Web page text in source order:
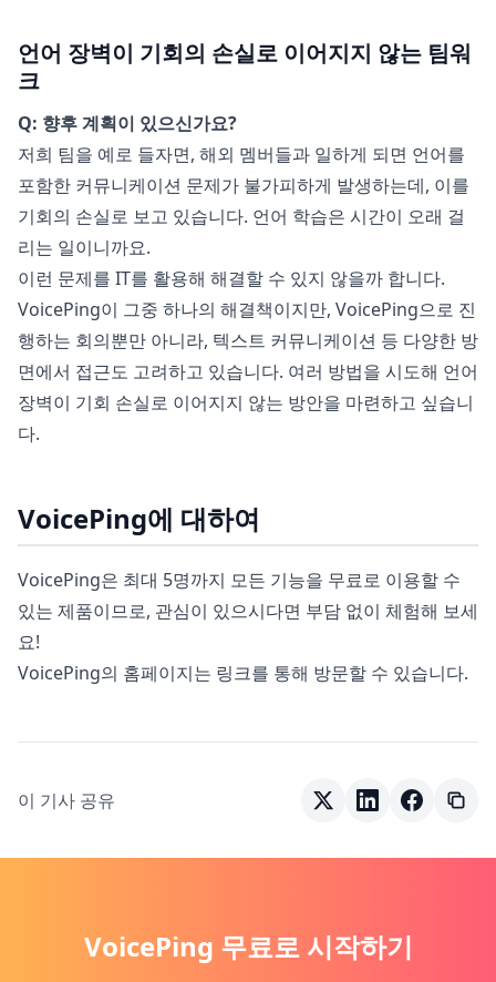
언어 장벽이 기회의 손실로 이어지지 않는 팀워
크
Q: 향후 계획이 있으신가요?
저희 팀을 예로 들자면, 해외 멤버들과 일하게 되면 언어를
포함한 커뮤니케이션 문제가 불가피하게 발생하는데, 이를
기회의 손실로 보고 있습니다. 언어 학습은 시간이 오래 걸
리는 일이니까요.
이런 문제를 IT를 활용해 해결할 수 있지 않을까 합니다.
VoicePing이 그중 하나의 해결책이지만, VoicePing으로 진
행하는 회의뿐만 아니라, 텍스트 커뮤니케이션 등 다양한 방
면에서 접근도 고려하고 있습니다. 여러 방법을 시도해 언어
장벽이 기회 손실로 이어지지 않는 방안을 마련하고 싶습니
다.
VoicePing에 대하여
VoicePing은 최대 5명까지 모든 기능을 무료로 이용할 수
있는 제품이므로, 관심이 있으시다면 부담 없이 체험해 보세
요!
VoicePing의 홈페이지는 링크를 통해 방문할 수 있습니다.
이 기사 공유
VoicePing 무료로 시작하기